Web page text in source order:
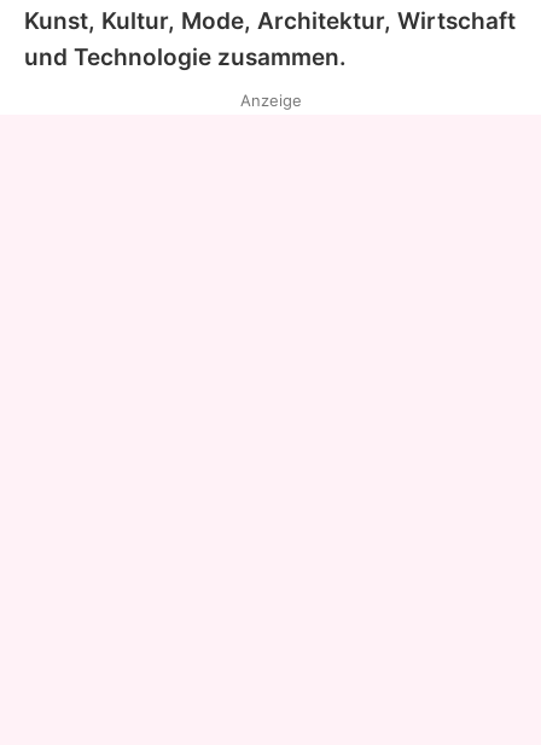
Kunst, Kultur, Mode, Architektur, Wirtschaft
und Technologie zusammen.
Anzeige